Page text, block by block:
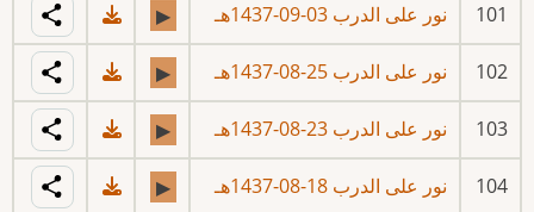
101 نور على الدرب 03-09-1437هـ ▶
102 نور على الدرب 25-08-1437هـ ▶
103 نور على الدرب 23-08-1437هـ ▶
104 نور على الدرب 18-08-1437هـ ▶